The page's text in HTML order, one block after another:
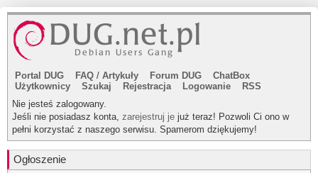
Portal DUG FAQ / Artykuły Forum DUG
ChatBox
Użytkownicy
Szukaj Rejestracja Logowanie
RSS
Nie jesteś zalogowany.
Jeśli nie posiadasz konta, zarejestruj je już teraz! Pozwoli Ci ono w
pełni korzystać z naszego serwisu. Spamerom dziękujemy!
Ogłoszenie